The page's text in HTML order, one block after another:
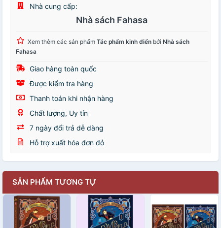
Nhà cung cấp:
Nhà sách Fahasa
Xem thêm các sản phẩm Tác phẩm kinh điển bởi Nhà sách
Fahasa
Giao hàng toàn quốc
Được kiểm tra hàng
Thanh toán khi nhận hàng
Chất lượng, Uy tín
7 ngày đổi trả dễ dàng
Hỗ trợ xuất hóa đơn đỏ
SẢN PHẨM TƯƠNG TỰ